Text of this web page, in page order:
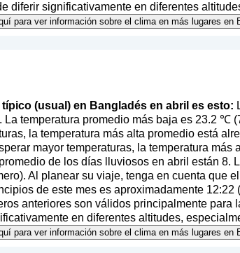
diferir significativamente en diferentes
para ver información sobre el clima en más lugares en
típico (usual) en Bangladés en abril es esto:
La temperatura promedio más baja es 23.2 ℃
la temperatura más alta promedio está
mayor temperaturas, la temperatura
de los días lluviosos en abril están 8.
). Al planear su viaje, tenga en cuenta que
de este mes es aproximadamente
anteriores son válidos principalmente
en diferentes altitudes,
para ver información sobre el clima en más lugares en